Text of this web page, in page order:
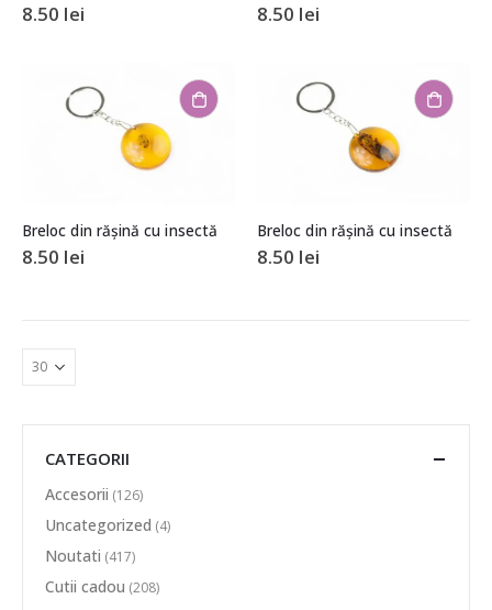
8.50 lei 8.50 lei
Breloc din rășină cu insectă
8.50 lei
Breloc din rășină cu insectă
8.50 lei
CATEGORII
Accesorii (126)
Uncategorized (4)
Noutati (417)
Cutii cadou (208)